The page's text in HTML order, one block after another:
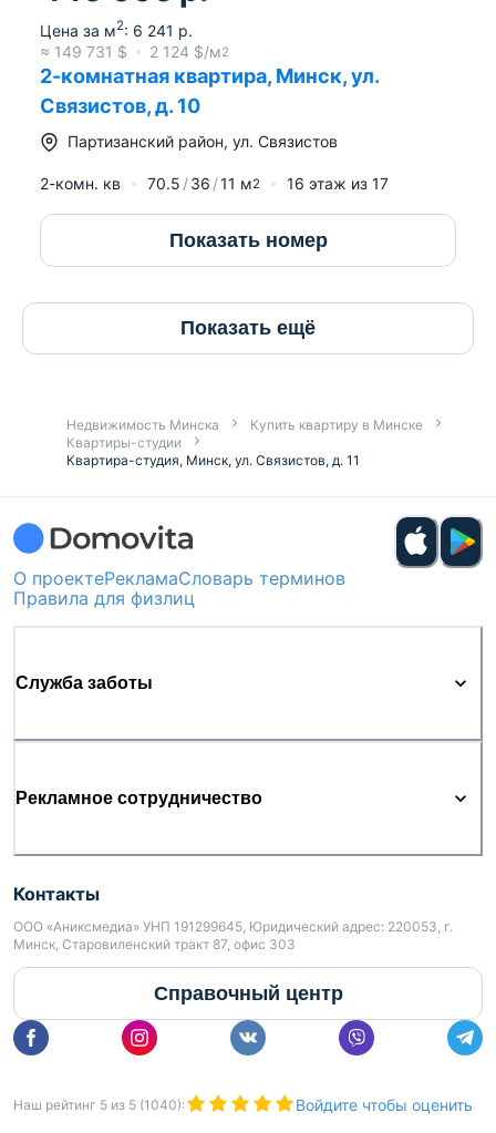
Цена за м2: 6 241 р.
≈ 149 731 $ 2 124 $/м2
2-комнатная квартира, Минск, ул.
Связистов, д. 10
Партизанский район, ул. Связистов
2-комн. кв 70.5 36 11 м2 16 этаж из 17
Показать номер
Показать ещё
Недвижимость Минска
Купить квартиру в Минске
Квартиры-студии
Квартира-студия, Минск, ул. Связистов, д. 11
О проектеРекламаСловарь терминов
Правила для физлиц
Служба заботы
Рекламное сотрудничество
Контакты
ООО «Аниксмедиа» УНП 191299645, Юридический адрес: 220053, г.
Минск, Старовиленский тракт 87, офис 303
Справочный центр
Наш рейтинг 5 из 5 (1040): Войдите чтобы оценить